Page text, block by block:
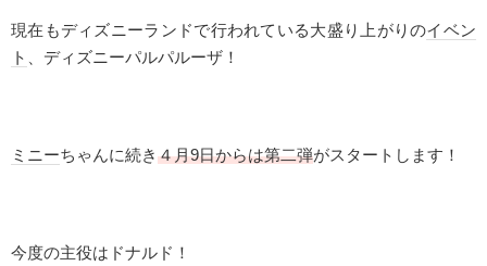
現在もディズニーランドで行われている大盛り上がりのイベン
ト
、ディズニーパルパルーザ！
ミニーちゃんに続き４月9日からは第二弾がスタートします！
今度の主役はドナルド！